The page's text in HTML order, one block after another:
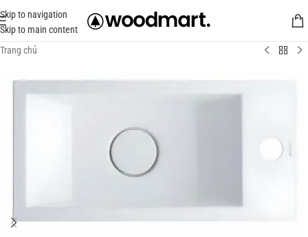
Skip to navigation
Skip to main content
Trang chủ